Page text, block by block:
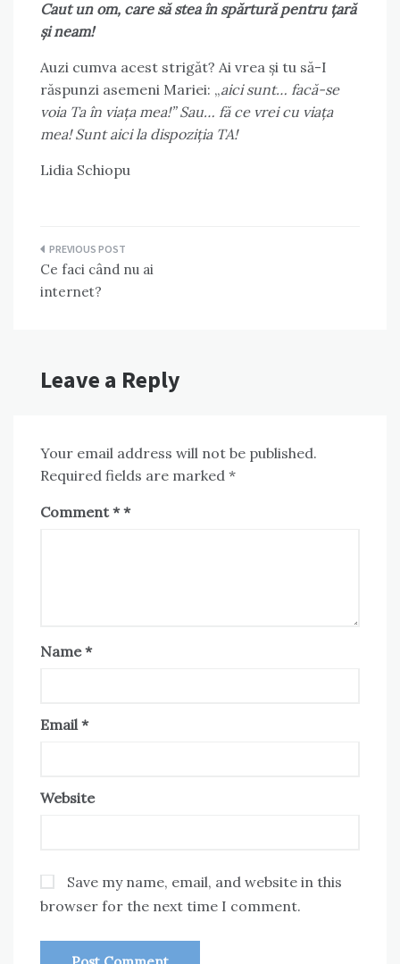
Caut un om, care să stea în spărtură pentru țară
și neam!
Auzi cumva acest strigăt? Ai vrea și tu să-I
răspunzi asemeni Mariei: „aici sunt… facă-se
voia Ta în viața mea!” Sau… fă ce vrei cu viața
mea! Sunt aici la dispoziția TA!
Lidia Schiopu
Post
navigation
Ce faci când nu ai
internet?
Leave a Reply
Your email address will not be published.
Required fields are marked *
Comment*
Name*
Email*
Website
Save my name, email, and website in this
browser for the next time I comment.